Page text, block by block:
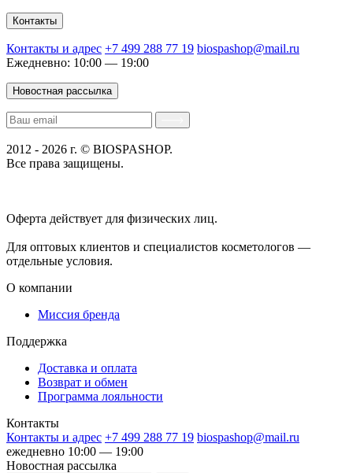
Контакты
Контакты и адрес +7 499 288 77 19 biospashop@mail.ru
Ежедневно: 10:00 — 19:00
Новостная рассылка
2012 - 2026 г. © BIOSPASHOP.
Все права защищены.
Оферта действует для физических лиц.
Для оптовых клиентов и специалистов косметологов —
отдельные условия.
О компании
Миссия бренда
Поддержка
Доставка и оплата
Возврат и обмен
Программа лояльности
Контакты
Контакты и адрес +7 499 288 77 19 biospashop@mail.ru
ежедневно 10:00 — 19:00
Новостная рассылка